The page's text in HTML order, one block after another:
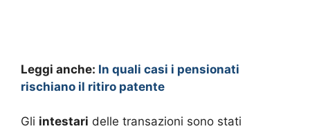
Leggi anche: In quali casi i pensionati
rischiano il ritiro patente
Gli intestari delle transazioni sono stati